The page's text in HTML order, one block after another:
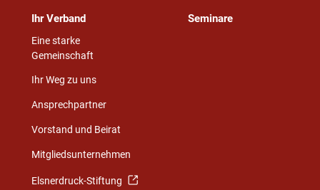
Ihr Verband
Eine starke
Gemeinschaft
Ihr Weg zu uns
Ansprechpartner
Vorstand und Beirat
Mitgliedsunternehmen
Elsnerdruck-Stiftung
Seminare